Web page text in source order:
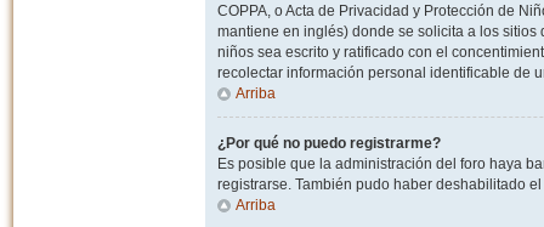
COPPA, o Acta de Privacidad y Protección de
mantiene en inglés) donde se solicita a los
niños sea escrito y ratificado con el
recolectar información personal identificable de
Arriba
¿Por qué no puedo registrarme?
Es posible que la administración del foro haya
registrarse. También pudo haber deshabilitado
Arriba